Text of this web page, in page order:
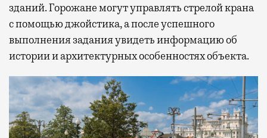
зданий. Горожане могут управлять стрелой крана
с помощью джойстика, а после успешного
выполнения задания увидеть информацию об
истории и архитектурных особенностях объекта.